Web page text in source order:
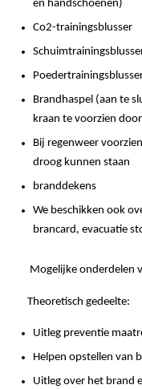
en handschoenen)
Co2-trainingsblusser
Brandhaspel (aan te
kraan te voorzien
Bij regenweer
droog kunnen staan
branddekens
We beschikken ook
brancard, evacuatie
Mogelijke onderdelen
Theoretisch gedeelte:
Uitleg preventie
Helpen opstellen van
Uitleg over het brand